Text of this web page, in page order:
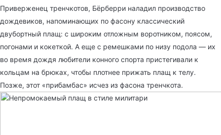
Приверженец тренчкотов, Бёрберри наладил производство
дождевиков, напоминающих по фасону классический
двубортный плащ: с широким отложным воротником, поясом,
погонами и кокеткой. А еще с ремешками по низу подола — их
во время дождя любители конного спорта пристегивали к
кольцам на брюках, чтобы плотнее прижать плащ к телу.
Позже, этот «прибамбас» исчез из фасона тренчкота.